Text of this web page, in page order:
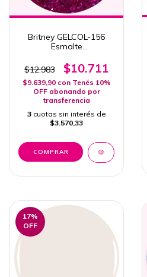
Britney GELCOL-156
Esmalte
Mask Esmalte
Semipermanente Col.
Popstart
$12.983 $10.711
$9.639,90 con Tenés 10%
OFF abonando por
transferencia
3 cuotas sin interés de
$3.570,33
17%
OFF